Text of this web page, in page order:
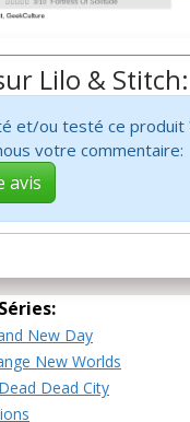
Lilo & Stitch:
et/ou testé ce produit
votre commentaire:
avis
New Day
New Worlds
Dead City